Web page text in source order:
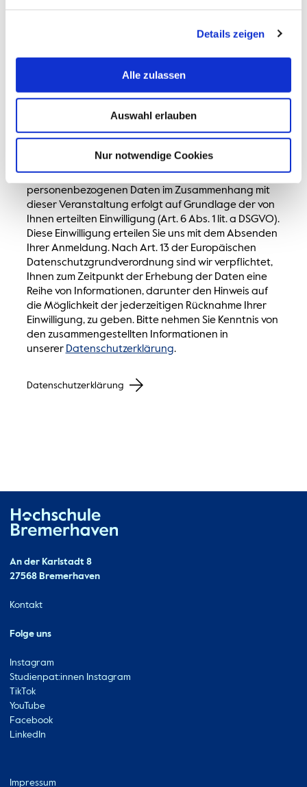
Details zeigen
Alle zulassen
Auswahl erlauben
Nur notwendige Cookies
Datenschutzhinweis
Die Erhebung und Verarbeitung Ihrer
personenbezogenen Daten im Zusammenhang mit
dieser Veranstaltung erfolgt auf Grundlage der von
Ihnen erteilten Einwilligung (Art. 6 Abs. 1 lit. a DSGVO).
Diese Einwilligung erteilen Sie uns mit dem Absenden
Ihrer Anmeldung. Nach Art. 13 der Europäischen
Datenschutzgrundverordnung sind wir verpflichtet,
Ihnen zum Zeitpunkt der Erhebung der Daten eine
Reihe von Informationen, darunter den Hinweis auf
die Möglichkeit der jederzeitigen Rücknahme Ihrer
Einwilligung, zu geben. Bitte nehmen Sie Kenntnis von
den zusammengestellten Informationen in
unserer Datenschutzerklärung.
Datenschutzerklärung
Kontakt
An der Karlstadt 8
27568 Bremerhaven
Ressourcen
Kontakt
Folge uns
Instagram
Studienpat:innen Instagram
TikTok
YouTube
Facebook
LinkedIn
Impressum